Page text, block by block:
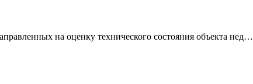
на оценку технического состояния объекта нед…